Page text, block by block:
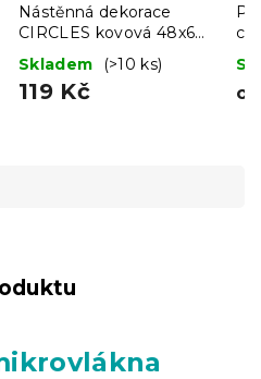
Nástěnná dekorace
CIRCLES kovová 48x68
cm, bílá / béžová
Skladem (>10 ks)
119 Kč od